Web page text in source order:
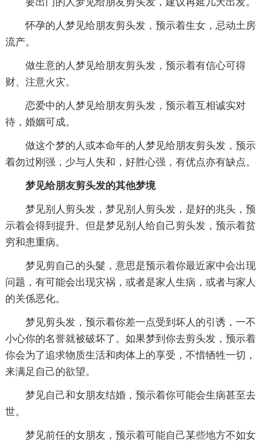
怀孕的人梦见给朋友剪头发，预示着生女，忌动土房
流产。
做生意的人梦见给朋友剪头发，预示着有信心可得
财、注意火灾。
恋爱中的人梦见给朋友剪头发，预示着互相诚实对
待，婚姻可成。
做这个梦的人或本命年的人梦见给朋友剪头发，预示
着勿过刚强，少与人失和，好胜心强，有优点亦有缺点。
梦见给朋友剪头发的其他梦境
梦见别人剪头发，梦见别人剪头发，是好的兆头，预
示着会得到提升。但是梦见别人给自己剪头发，预示着贫
穷和患重病。
梦见剪自己的头髮，意思是预示着你最近家中会出现
问题，有可能会出现灾祸，或者是家人生病，或者与家人
的关係恶化。
梦见剪头发，预示着你差一点受到坏人的引诱，一不
小心你的名誉就被破坏了。如果梦到你去剪头发，预示着
你会为了追求物质生活和肉体上的享受，不惜牺牲一切，
来满足自己的欲望。
梦见自己和女朋友结婚，预示着你可能会生病甚至去
世。
梦见前任的女朋友，预示着可能自己某些地方不如女